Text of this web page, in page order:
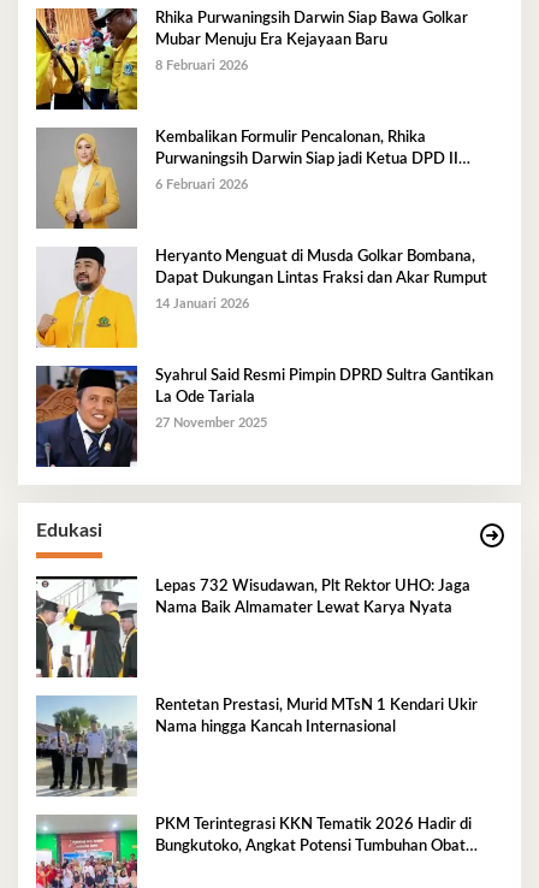
Rhika Purwaningsih Darwin Siap Bawa Golkar
Mubar Menuju Era Kejayaan Baru
8 Februari 2026
Kembalikan Formulir Pencalonan, Rhika
Purwaningsih Darwin Siap jadi Ketua DPD II
Golkar Mubar
6 Februari 2026
Heryanto Menguat di Musda Golkar Bombana,
Dapat Dukungan Lintas Fraksi dan Akar Rumput
14 Januari 2026
Syahrul Said Resmi Pimpin DPRD Sultra Gantikan
La Ode Tariala
27 November 2025
Edukasi
Lepas 732 Wisudawan, Plt Rektor UHO: Jaga
Nama Baik Almamater Lewat Karya Nyata
Rentetan Prestasi, Murid MTsN 1 Kendari Ukir
Nama hingga Kancah Internasional
PKM Terintegrasi KKN Tematik 2026 Hadir di
Bungkutoko, Angkat Potensi Tumbuhan Obat